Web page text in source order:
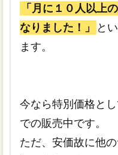
「月に１０人以上
なりました！」
と
ます。
今なら特別価格とし
での販売中です。
ただ、安価故に他